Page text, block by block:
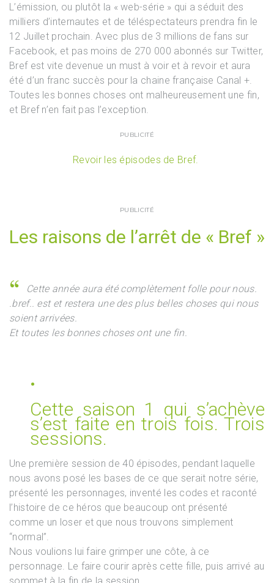
L’émission, ou plutôt la « web-série » qui a séduit des
milliers d’internautes et de téléspectateurs prendra fin le
12 Juillet prochain. Avec plus de 3 millions de fans sur
Facebook, et pas moins de 270 000 abonnés sur Twitter,
Bref est vite devenue un must à voir et à revoir et aura
été d’un franc succès pour la chaine française Canal +.
Toutes les bonnes choses ont malheureusement une fin,
et Bref n’en fait pas l’exception.
PUBLICITÉ
Revoir les épisodes de Bref.
PUBLICITÉ
Les raisons de l’arrêt de « Bref »
❞
Cette année aura été complètement folle pour nous.
.bref.. est et restera une des plus belles choses qui nous
soient arrivées.
Et toutes les bonnes choses ont une fin.
Cette saison 1 qui s’achève
s’est faite en trois fois. Trois
sessions.
Une première session de 40 épisodes, pendant laquelle
nous avons posé les bases de ce que serait notre série,
présenté les personnages, inventé les codes et raconté
l’histoire de ce héros que beaucoup ont présenté
comme un loser et que nous trouvons simplement
“normal”.
Nous voulions lui faire grimper une côte, à ce
personnage. Le faire courir après cette fille, puis arrivé au